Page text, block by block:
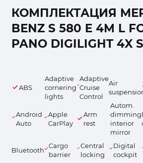
КОМПЛЕКТАЦИЯ
BENZ S 580 E 4M L
PANO DIGILIGHT 4X
ABS
Adaptive
cornering
lights
Adaptive
Cruise
Control
Air
Android
Auto
Apple
CarPlay
Arm
rest
Autom.
dimming
interior
mirror
Bluetooth
Cargo
barrier
Central
locking
Digital
cockpit